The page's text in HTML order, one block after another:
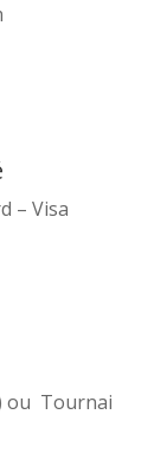
– Visa
ou Tournai